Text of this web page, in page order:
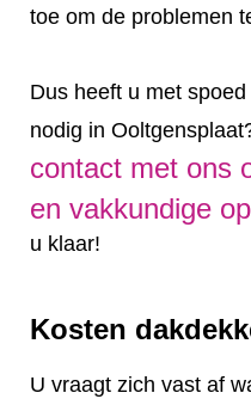
toe om de problemen
Dus heeft u met
nodig in
contact met ons
en vakkundige
u klaar!
Kosten
U vraagt zich vast af